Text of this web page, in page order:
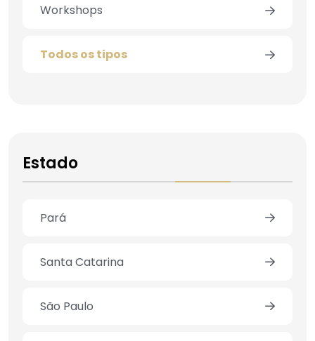
Workshops
Todos os tipos
Estado
Pará
Santa Catarina
São Paulo